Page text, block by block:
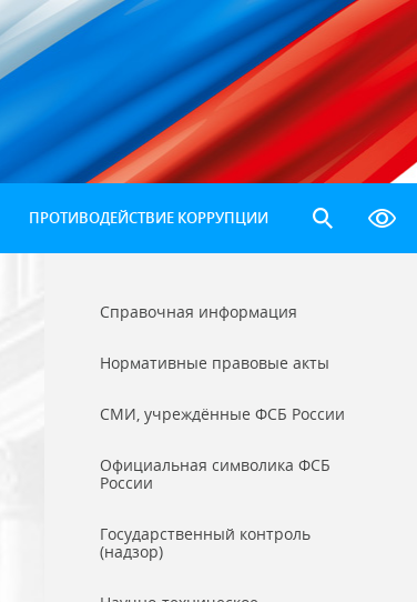
ПРОТИВОДЕЙСТВИЕ КОРРУПЦИИ
Справочная информация
Нормативные правовые акты
СМИ, учреждённые ФСБ России
Официальная символика ФСБ
России
Государственный контроль
(надзор)